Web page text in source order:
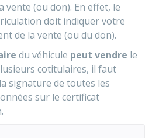
vente (ou don). En effet, le
doit indiquer votre
de la vente (ou du don).
du véhicule peut vendre le
cotitulaires, il faut
signature de toutes les
sur le certificat